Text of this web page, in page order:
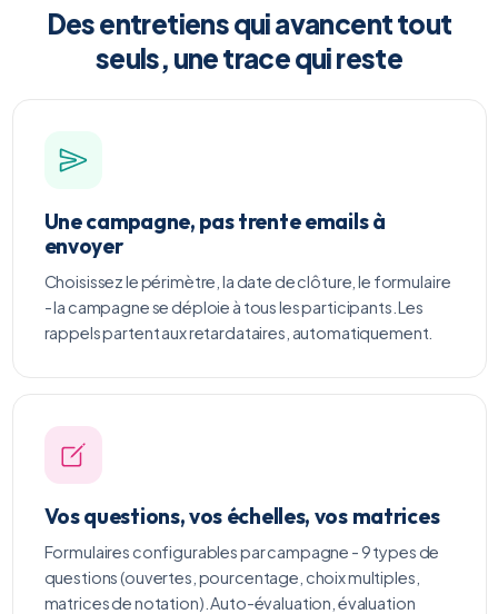
Des entretiens qui avancent tout
seuls, une trace qui reste
Une campagne, pas trente emails à
envoyer
Choisissez le périmètre, la date de clôture, le formulaire
- la campagne se déploie à tous les participants. Les
rappels partent aux retardataires, automatiquement.
Vos questions, vos échelles, vos matrices
Formulaires configurables par campagne - 9 types de
questions (ouvertes, pourcentage, choix multiples,
matrices de notation). Auto-évaluation, évaluation